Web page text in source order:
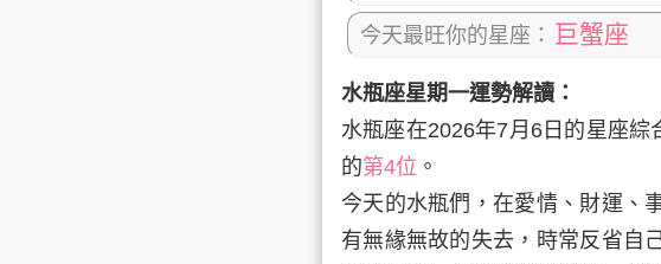
今天最旺你的星座： 巨蟹座
水瓶座星期一運勢解讀：
水瓶座在2026年7月6日 的星座綜
的第4位 。
今天的水瓶們，在愛情、財運、
有無緣無故的失去，時常反省自